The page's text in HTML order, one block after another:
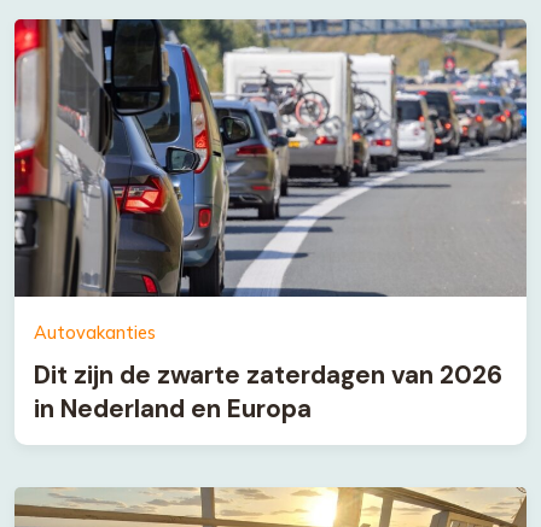
Autovakanties
Dit zijn de zwarte zaterdagen van 2026
in Nederland en Europa